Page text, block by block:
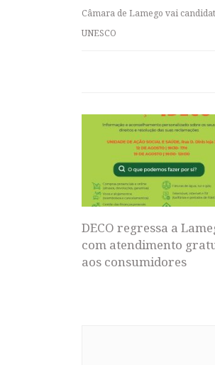
Câmara de Lamego vai
UNESCO
DECO regressa a
com atendimento
aos consumidores